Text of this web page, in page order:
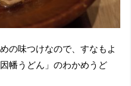
の味つけなので、すなもよ
幡うどん」のわかめうど